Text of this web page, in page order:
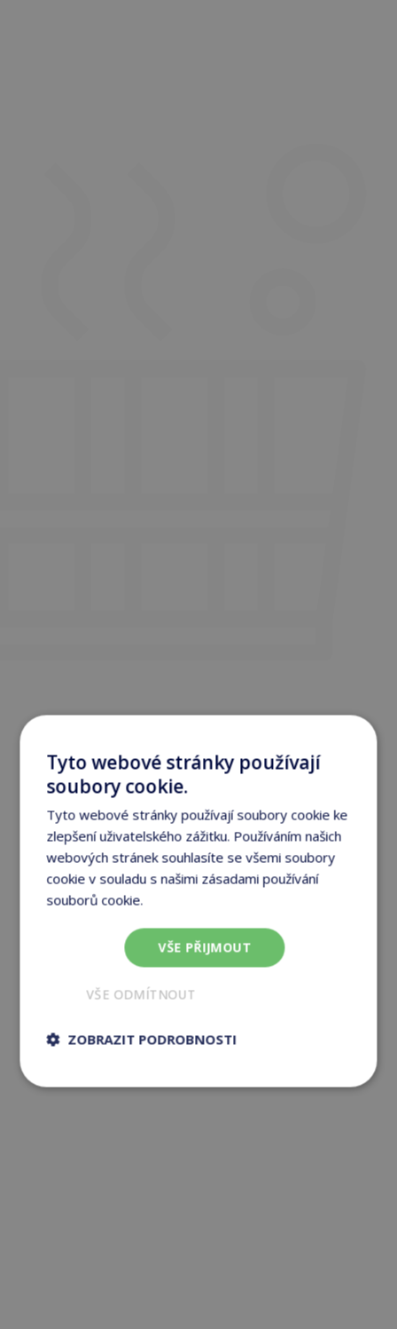
Tyto webové stránky používají
soubory cookie.
Tyto webové stránky používají soubory cookie ke
zlepšení uživatelského zážitku. Používáním našich
webových stránek souhlasíte se všemi soubory
cookie v souladu s našimi zásadami používání
souborů cookie.
VŠE PŘIJMOUT
VŠE ODMÍTNOUT
ZOBRAZIT PODROBNOSTI